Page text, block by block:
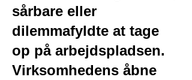
sårbare eller
dilemmafyldte at tage
op på arbejdspladsen.
Virksomhedens åbne